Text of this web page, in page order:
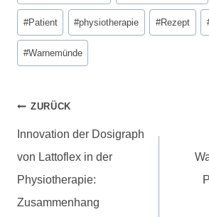
#Patient #physiotherapie #Rezept
#Warnemünde
ZURÜCK
Innovation der Dosigraph
von Lattoflex in der
Physiotherapie:
Zusammenhang